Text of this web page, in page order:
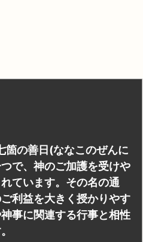
箇の善日(ななこのぜんに
で、神のご加護を受けや
ています。その名の通
利益を大きく授かりやす
事に関連する行事と相性